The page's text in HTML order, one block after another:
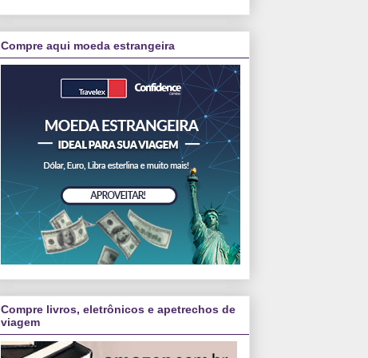
Compre aqui moeda estrangeira
Compre livros, eletrônicos e apetrechos de
viagem